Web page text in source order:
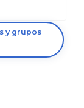
y grupos